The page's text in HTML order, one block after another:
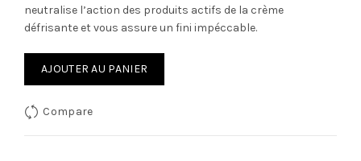
neutralise l’action des produits actifs de la crème
défrisante et vous assure un fini impéccable.
AJOUTER AU PANIER
Compare